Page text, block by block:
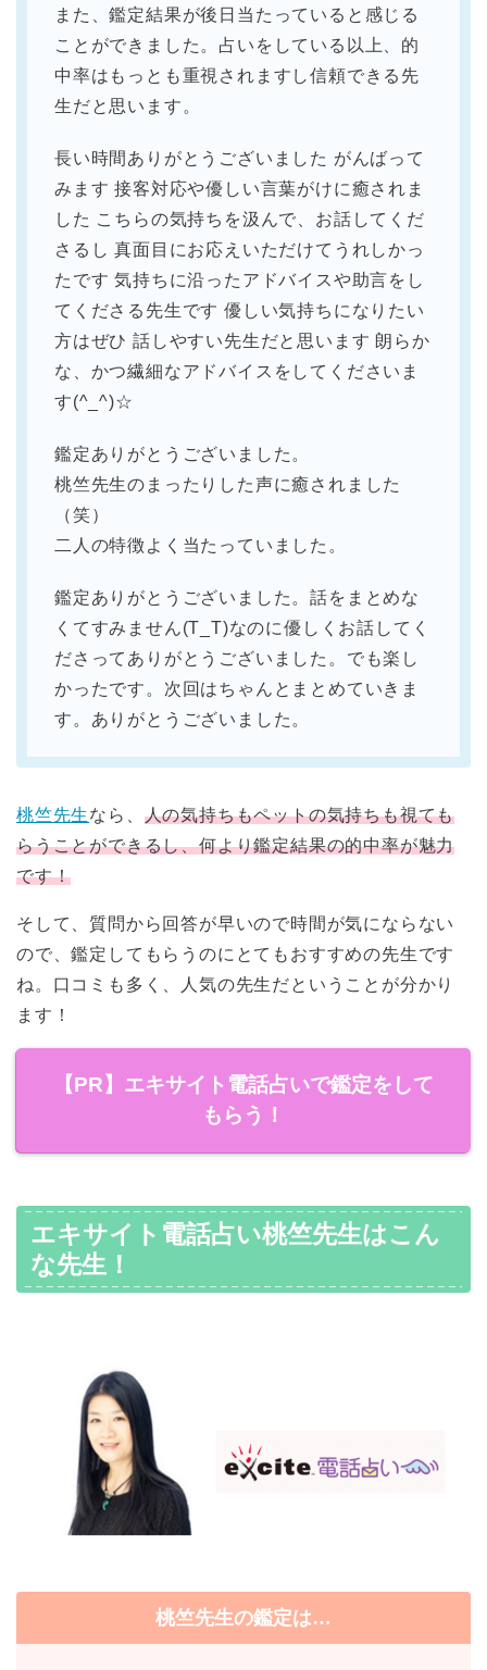
また、鑑定結果が後日当たっていると感じる
ことができました。占いをしている以上、的
中率はもっとも重視されますし信頼できる先
生だと思います。
長い時間ありがとうございました がんばって
みます 接客対応や優しい言葉がけに癒されま
した こちらの気持ちを汲んで、お話してくだ
さるし 真面目にお応えいただけてうれしかっ
たです 気持ちに沿ったアドバイスや助言をし
てくださる先生です 優しい気持ちになりたい
方はぜひ 話しやすい先生だと思います 朗らか
な、かつ繊細なアドバイスをしてくださいま
す(^_^)☆
鑑定ありがとうございました。
桃竺先生のまったりした声に癒されました
（笑）
二人の特徴よく当たっていました。
鑑定ありがとうございました。話をまとめな
くてすみません(T_T)なのに優しくお話してく
ださってありがとうございました。でも楽し
かったです。次回はちゃんとまとめていきま
す。ありがとうございました。
桃竺先生なら、 人の気持ちもペットの気持ちも視ても
らうことができるし、何より鑑定結果の的中率が魅力
です！
そして、質問から回答が早いので時間が気にならない
ので、鑑定してもらうのにとてもおすすめの先生です
ね。口コミも多く、人気の先生だということが分かり
ます！
【PR】エキサイト電話占いで鑑定をして
もらう！
エキサイト電話占い桃竺先生はこん
な先生！
桃竺先生の鑑定は…